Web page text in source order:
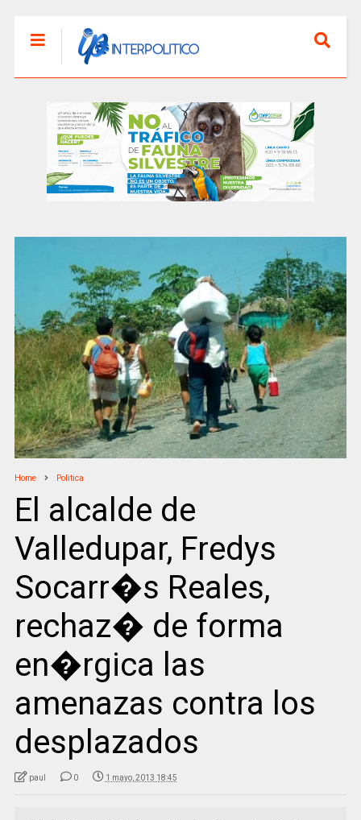
Home Politica
El alcalde de
Valledupar, Fredys
Socarr�s Reales,
rechaz� de forma
en�rgica las
amenazas contra los
desplazados
paul 0 1 mayo, 2013 18:45